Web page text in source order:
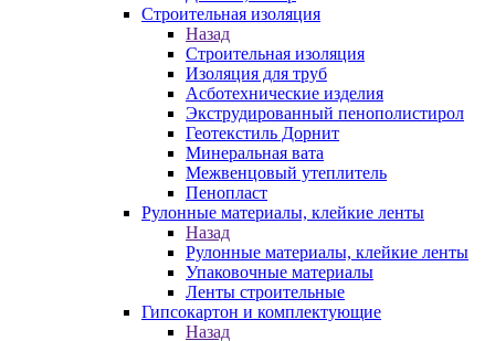
Строительная изоляция
Назад
Строительная изоляция
Изоляция для труб
Асботехнические изделия
Экструдированный пенополистирол
Геотекстиль Дорнит
Минеральная вата
Межвенцовый утеплитель
Пенопласт
Рулонные материалы, клейкие ленты
Назад
Рулонные материалы, клейкие ленты
Упаковочные материалы
Ленты строительные
Гипсокартон и комплектующие
Назад